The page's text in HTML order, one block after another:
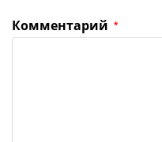
Комментарий *